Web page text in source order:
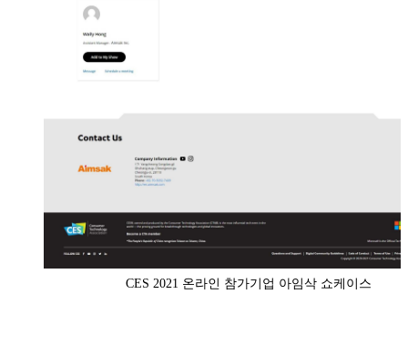
CES 2021 온라인 참가기업 아임삭 쇼케이스